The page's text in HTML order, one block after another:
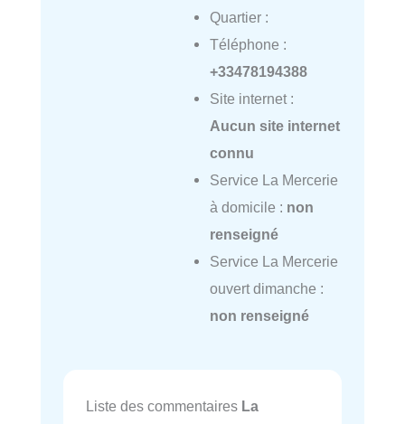
Quartier :
Téléphone :
+33478194388
Site internet :
Aucun site internet
connu
Service La Mercerie
à domicile : non
renseigné
Service La Mercerie
ouvert dimanche :
non renseigné
Liste des commentaires La